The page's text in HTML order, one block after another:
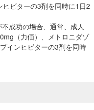
ビターの3剤を同時に1日2
成功の場合、通常、成人
（力価）、メトロニダゾ
インヒビターの3剤を同時